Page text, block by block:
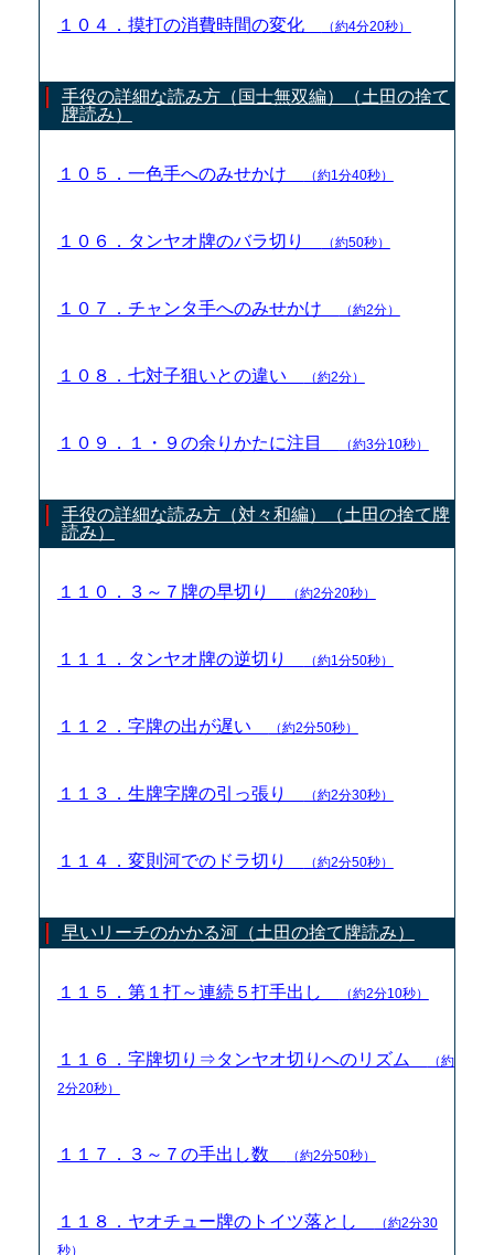
１０４．摸打の消費時間の変化 （約4分20秒）
手役の詳細な読み方（国士無双編）（土田の捨て
牌読み）
１０５．一色手へのみせかけ （約1分40秒）
１０６．タンヤオ牌のバラ切り （約50秒）
１０７．チャンタ手へのみせかけ （約2分）
１０８．七対子狙いとの違い （約2分）
１０９．１・９の余りかたに注目 （約3分10秒）
手役の詳細な読み方（対々和編）（土田の捨て牌
読み）
１１０．３～７牌の早切り （約2分20秒）
１１１．タンヤオ牌の逆切り （約1分50秒）
１１２．字牌の出が遅い （約2分50秒）
１１３．生牌字牌の引っ張り （約2分30秒）
１１４．変則河でのドラ切り （約2分50秒）
早いリーチのかかる河（土田の捨て牌読み）
１１５．第１打～連続５打手出し （約2分10秒）
１１６．字牌切り⇒タンヤオ切りへのリズム
（約
2分20秒）
１１７．３～７の手出し数 （約2分50秒）
１１８．ヤオチュー牌のトイツ落とし
（約2分30
秒）